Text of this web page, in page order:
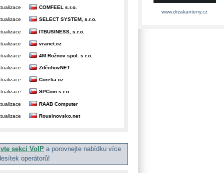
COMFEEL s.r.o.
SELECT SYSTEM, s.r.o.
ITBUSINESS, s.r.o.
vranet.cz
4M Rožnov spol. s r.o.
ZděchovNET
Corelia.cz
SPCom s.r.o.
RAAB Computer
Rousinovsko.net
sekci VoIP a porovnejte nabídku více
operátorů!
www.drzakanteny.cz